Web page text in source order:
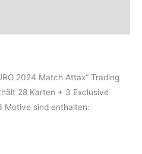
2024 Match Attax“ Trading
28 Karten + 3 Exclusive
Motive sind enthalten: